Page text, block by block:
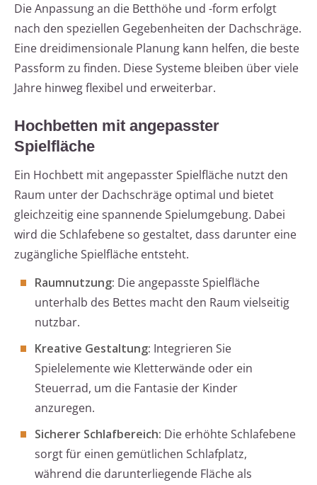
Die Anpassung an die Betthöhe und -form erfolgt
nach den speziellen Gegebenheiten der Dachschräge.
Eine dreidimensionale Planung kann helfen, die beste
Passform zu finden. Diese Systeme bleiben über viele
Jahre hinweg flexibel und erweiterbar.
Hochbetten mit angepasster
Spielfläche
Ein Hochbett mit angepasster Spielfläche nutzt den
Raum unter der Dachschräge optimal und bietet
gleichzeitig eine spannende Spielumgebung. Dabei
wird die Schlafebene so gestaltet, dass darunter eine
zugängliche Spielfläche entsteht.
Raumnutzung: Die angepasste Spielfläche
unterhalb des Bettes macht den Raum vielseitig
nutzbar.
Kreative Gestaltung: Integrieren Sie
Spielelemente wie Kletterwände oder ein
Steuerrad, um die Fantasie der Kinder
anzuregen.
Sicherer Schlafbereich: Die erhöhte Schlafebene
sorgt für einen gemütlichen Schlafplatz,
während die darunterliegende Fläche als